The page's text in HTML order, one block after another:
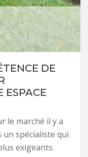
DE
ESPACE
le marché il y a
un spécialiste qui
exigeants.